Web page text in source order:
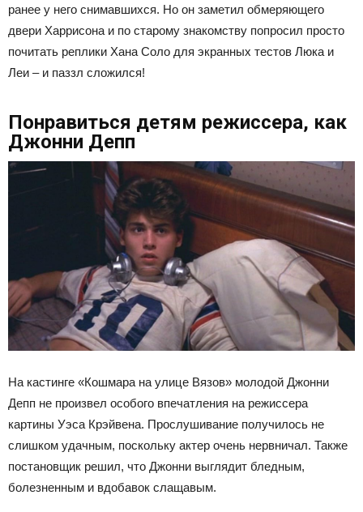
ранее у него снимавшихся. Но он заметил обмеряющего
двери Харрисона и по старому знакомству попросил просто
почитать реплики Хана Соло для экранных тестов Люка и
Леи – и паззл сложился!
Понравиться детям режиссера, как
Джонни Депп
На кастинге «Кошмара на улице Вязов» молодой Джонни
Депп не произвел особого впечатления на режиссера
картины Уэса Крэйвена. Прослушивание получилось не
слишком удачным, поскольку актер очень нервничал. Также
постановщик решил, что Джонни выглядит бледным,
болезненным и вдобавок слащавым.